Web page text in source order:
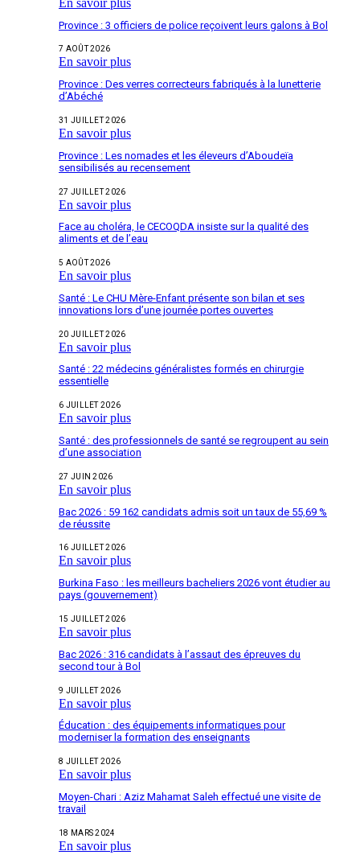
Province : 3 officiers de police reçoivent leurs galons à Bol
7 AOÛT 2026
En savoir plus
Province : Des verres correcteurs fabriqués à la lunetterie
d’Abéché
31 JUILLET 2026
En savoir plus
Province : Les nomades et les éleveurs d’Aboudeïa
sensibilisés au recensement
27 JUILLET 2026
En savoir plus
Face au choléra, le CECOQDA insiste sur la qualité des
aliments et de l’eau
5 AOÛT 2026
En savoir plus
Santé : Le CHU Mère-Enfant présente son bilan et ses
innovations lors d’une journée portes ouvertes
20 JUILLET 2026
En savoir plus
Santé : 22 médecins généralistes formés en chirurgie
essentielle
6 JUILLET 2026
En savoir plus
Santé : des professionnels de santé se regroupent au sein
d’une association
27 JUIN 2026
En savoir plus
Bac 2026 : 59 162 candidats admis soit un taux de 55,69 %
de réussite
16 JUILLET 2026
En savoir plus
Burkina Faso : les meilleurs bacheliers 2026 vont étudier au
pays (gouvernement)
15 JUILLET 2026
En savoir plus
Bac 2026 : 316 candidats à l’assaut des épreuves du
second tour à Bol
9 JUILLET 2026
En savoir plus
Éducation : des équipements informatiques pour
moderniser la formation des enseignants
8 JUILLET 2026
En savoir plus
Moyen-Chari : Aziz Mahamat Saleh effectué une visite de
travail
18 MARS 2024
En savoir plus